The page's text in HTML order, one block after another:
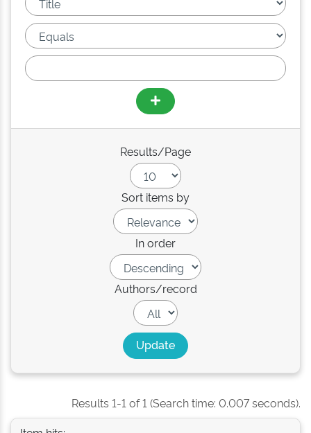
Results/Page
Sort items by
In order
Authors/record
Results 1-1 of 1 (Search time: 0.007 seconds).